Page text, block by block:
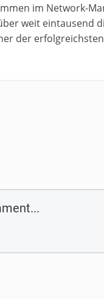
im Network-
weit eintausend
der